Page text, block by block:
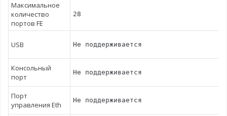
Максимальное
количество
портов FE
28
USB Не поддерживается
Консольный
порт
Не поддерживается
Порт
управления Eth
Не поддерживается